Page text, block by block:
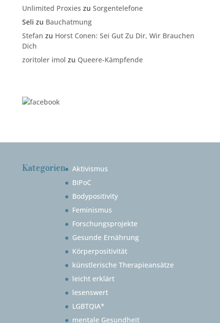
Unlimited Proxies zu Sorgentelefone
Seli zu Bauchatmung
Stefan zu Horst Conen: Sei Gut Zu Dir, Wir Brauchen
Dich
zoritoler imol zu Queere-Kämpfende
Kategorien
Aktivismus
BIPoC
Bodypositivity
Feminismus
Forschungsprojekte
Gesunde Ernährung
Körperpositivität
künstlerische Therapieansätze
leicht erklärt
lesenswert
LGBTQIA*
mentale Gesundheit